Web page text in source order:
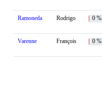
Ramoneda Rodrigo 0 %
Varenne François 0 %